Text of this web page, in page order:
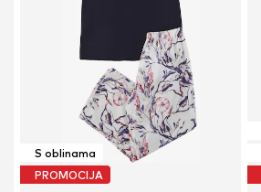
S oblinama
PROMOCIJA